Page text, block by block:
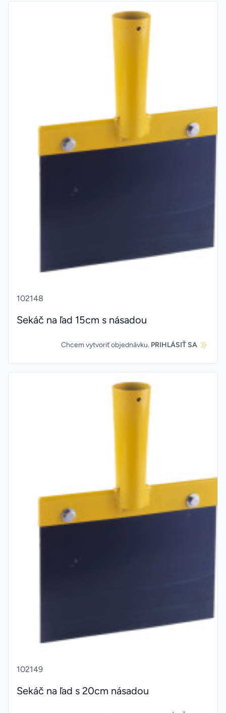
102148
Sekáč na ľad 15cm s násadou
Chcem vytvoriť objednávku. PRIHLÁSIŤ SA
102149
Sekáč na ľad s 20cm násadou